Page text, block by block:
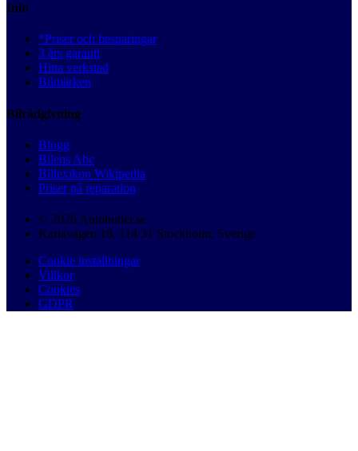
Info
*Priser och besparingar
3 års garanti
Hitta verkstad
Bilmärken
Bilrådgivning
Blogg
Bilens Abc
Billexikon Wikipedia
Priser på reparation
© 2026 Autobutler.se
Karlavägen 18, 114 31 Stockholm, Sverige
Cookie inställningar
Villkor
Cookies
GDPR